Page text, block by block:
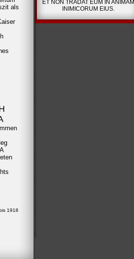
als
1918
ET NON TRADAT EUM IN ANIMAM
INIMICORUM EIUS.